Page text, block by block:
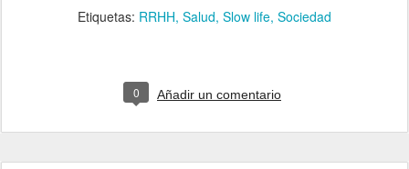
Etiquetas: RRHH Salud Slow life Sociedad
0 Añadir un comentario